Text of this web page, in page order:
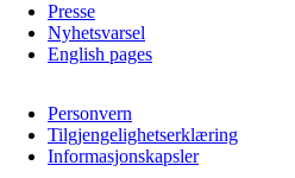
Presse
Nyhetsvarsel
English pages
Personvern
Tilgjengelighetserklæring
Informasjonskapsler